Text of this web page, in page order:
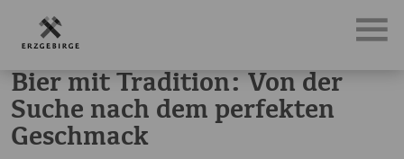
News, Neuigkeiten & Nachrichten aus dem Erzgebirge
Bier mit Tradition: Von der
Suche nach dem perfekten
Geschmack